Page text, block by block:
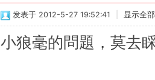
发表于 2012-5-27 19:52:41 显示全
小狼毫的問題，莫去